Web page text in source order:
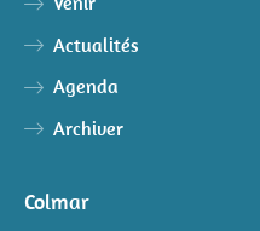
Actualités
Agenda
Archiver
Colmar
Cadastre,
Métiers et fonctions